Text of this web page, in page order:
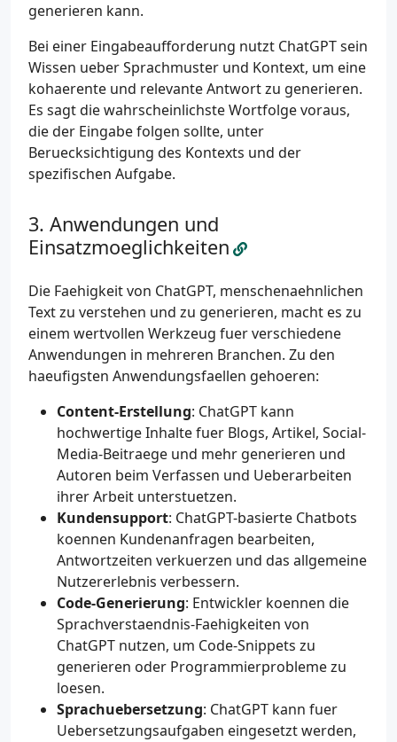
generieren kann.
Bei einer Eingabeaufforderung nutzt ChatGPT sein
Wissen ueber Sprachmuster und Kontext, um eine
kohaerente und relevante Antwort zu generieren.
Es sagt die wahrscheinlichste Wortfolge voraus,
die der Eingabe folgen sollte, unter
Beruecksichtigung des Kontexts und der
spezifischen Aufgabe.
Anwendungen und
Einsatzmoeglichkeiten
Die Faehigkeit von ChatGPT, menschenaehnlichen
Text zu verstehen und zu generieren, macht es zu
einem wertvollen Werkzeug fuer verschiedene
Anwendungen in mehreren Branchen. Zu den
haeufigsten Anwendungsfaellen gehoeren:
Content-Erstellung: ChatGPT kann
hochwertige Inhalte fuer Blogs, Artikel, Social-
Media-Beitraege und mehr generieren und
Autoren beim Verfassen und Ueberarbeiten
ihrer Arbeit unterstuetzen.
Kundensupport: ChatGPT-basierte Chatbots
koennen Kundenanfragen bearbeiten,
Antwortzeiten verkuerzen und das allgemeine
Nutzererlebnis verbessern.
Code-Generierung: Entwickler koennen die
Sprachverstaendnis-Faehigkeiten von
ChatGPT nutzen, um Code-Snippets zu
generieren oder Programmierprobleme zu
loesen.
Sprachuebersetzung: ChatGPT kann fuer
Uebersetzungsaufgaben eingesetzt werden,